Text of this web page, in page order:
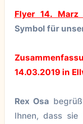
Flyer 14. Marz
Symbol für
14.03.2019 in
Rex Osa
Ihnen, dass sie